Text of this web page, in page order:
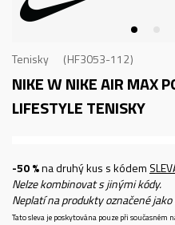
Tenisky HF3053-112
NIKE W NIKE AIR MAX
LIFESTYLE TENISKY
-50 %na druhý kus s kódem
Nelze kombinovat s jinými kódy.
Neplatí na produkty označené jako
Tato sleva je poskytována pouze při